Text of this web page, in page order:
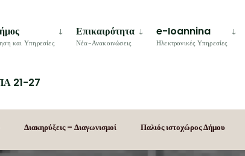
και Υπηρεσίες
Επικαιρότητα
Νέα-Ανακοινώσεις
e-Ioannina
Ηλεκτρονικές Υπηρεσίες
21-27
Διακηρύξεις – Διαγωνισμοί Παλιός ιστοχώρος Δήμου